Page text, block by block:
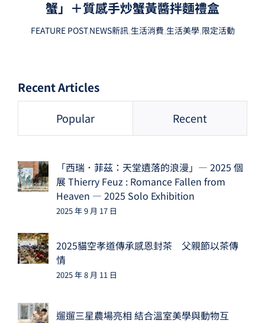
蟹」＋質感手炒蟹黃醬拌麵禮盒
FEATURE POST,NEWS新訊,生活消費,生活美學,限定活動
Recent Articles
Popular Recent
「西瑞．菲茲：天堂遺落的浪漫」— 2025 個
展 Thierry Feuz : Romance Fallen from
Heaven — 2025 Solo Exhibition
2025 年 9 月 17 日
2025貓空孝道傳承感恩封茶 父親節以茶傳
情
2025 年 8 月 11 日
遛遛三星農場亮相 結合溫室美學與動物互